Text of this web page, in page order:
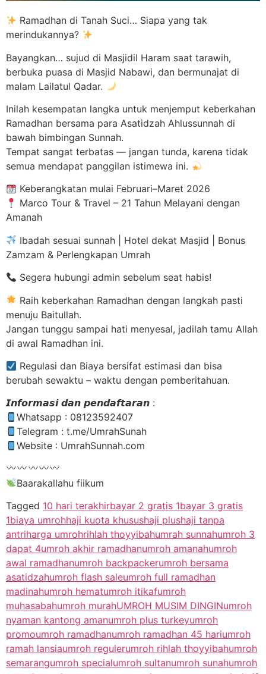
Ramadhan di Tanah Suci… Siapa yang tak
merindukannya?
Bayangkan… sujud di Masjidil Haram saat tarawih,
berbuka puasa di Masjid Nabawi, dan bermunajat di
malam Lailatul Qadar.
Inilah kesempatan langka untuk menjemput keberkahan
Ramadhan bersama para Asatidzah Ahlussunnah di
bawah bimbingan Sunnah.
Tempat sangat terbatas — jangan tunda, karena tidak
semua mendapat panggilan istimewa ini.
Keberangkatan mulai Februari–Maret 2026
Marco Tour & Travel – 21 Tahun Melayani dengan
Amanah
Ibadah sesuai sunnah | Hotel dekat Masjid | Bonus
Zamzam & Perlengkapan Umrah
Segera hubungi admin sebelum seat habis!
Raih keberkahan Ramadhan dengan langkah pasti
menuju Baitullah.
Jangan tunggu sampai hati menyesal, jadilah tamu Allah
di awal Ramadhan ini.
Regulasi dan Biaya bersifat estimasi dan bisa
berubah sewaktu – waktu dengan pemberitahuan.
𝙄𝙣𝙛𝙤𝙧𝙢𝙖𝙨𝙞 𝙙𝙖𝙣 𝙥𝙚𝙣𝙙𝙖𝙛𝙩𝙖𝙧𝙖𝙣 :
Whatsapp : 08123592407
Telegram : t.me/UmrahSunah
Website : UmrahSunnah.com
Baarakallahu fiikum
Tagged 10 hari terakhirbayar 2 gratis 1bayar 3 gratis
1biaya umrohhaji kuota khusushaji plushaji tanpa
antriharga umrohrihlah thoyyibahumrah sunnahumroh 3
dapat 4umroh akhir ramadhanumroh amanahumroh
awal ramadhanumroh backpackerumroh bersama
asatidzahumroh flash saleumroh full ramadhan
madinahumroh hematumroh itikafumroh
muhasabahumroh murahUMROH MUSIM DINGINumroh
nyaman kantong amanumroh plus turkeyumroh
promoumroh ramadhanumroh ramadhan 45 hariumroh
ramah lansiaumroh regulerumroh rihlah thoyyibahumroh
semarangumroh specialumroh sultanumroh sunahumroh